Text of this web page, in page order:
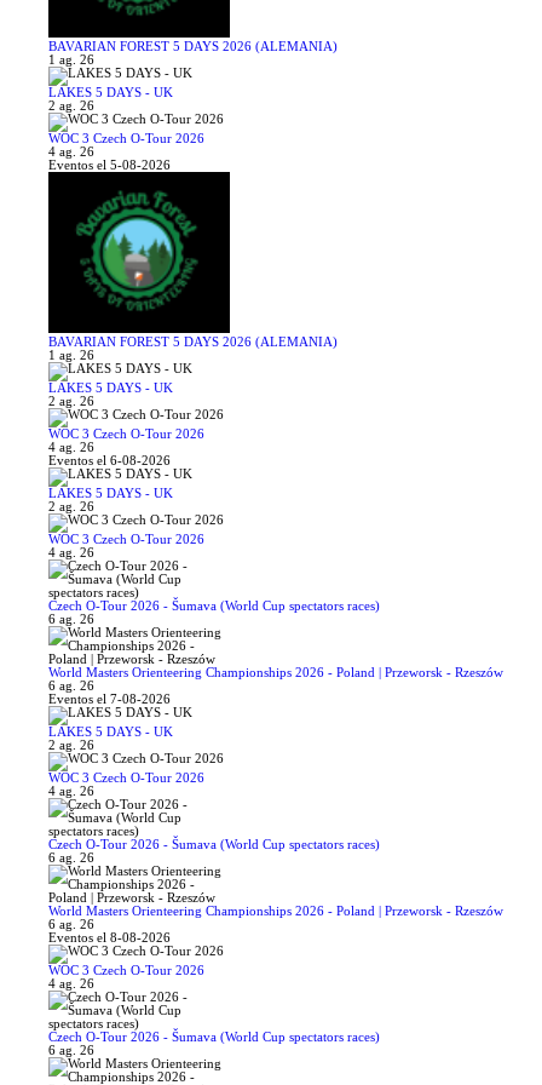
BAVARIAN FOREST 5 DAYS 2026 (ALEMANIA)
1 ag. 26
LAKES 5 DAYS - UK
2 ag. 26
WOC 3 Czech O-Tour 2026
4 ag. 26
Eventos el 5-08-2026
BAVARIAN FOREST 5 DAYS 2026 (ALEMANIA)
1 ag. 26
LAKES 5 DAYS - UK
2 ag. 26
WOC 3 Czech O-Tour 2026
4 ag. 26
Eventos el 6-08-2026
LAKES 5 DAYS - UK
2 ag. 26
WOC 3 Czech O-Tour 2026
4 ag. 26
Czech O-Tour 2026 - Šumava (World Cup spectators races)
6 ag. 26
World Masters Orienteering Championships 2026 - Poland | Przeworsk - Rzeszów
6 ag. 26
Eventos el 7-08-2026
LAKES 5 DAYS - UK
2 ag. 26
WOC 3 Czech O-Tour 2026
4 ag. 26
Czech O-Tour 2026 - Šumava (World Cup spectators races)
6 ag. 26
World Masters Orienteering Championships 2026 - Poland | Przeworsk - Rzeszów
6 ag. 26
Eventos el 8-08-2026
WOC 3 Czech O-Tour 2026
4 ag. 26
Czech O-Tour 2026 - Šumava (World Cup spectators races)
6 ag. 26